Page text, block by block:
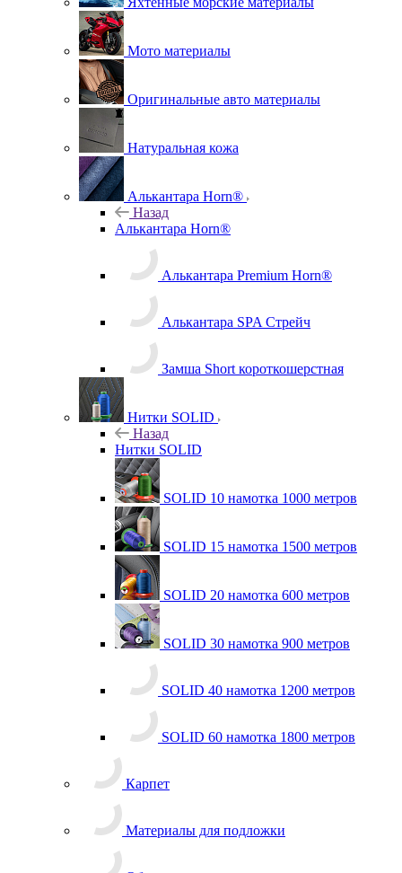
Мото материалы
Оригинальные авто материалы
Натуральная кожа
Алькантара Horn®
Назад
Алькантара Horn®
Алькантара Premium Horn®
Алькантара SPA Стрейч
Замша Short короткошерстная
Нитки SOLID
Назад
Нитки SOLID
SOLID 10 намотка 1000 метров
SOLID 15 намотка 1500 метров
SOLID 20 намотка 600 метров
SOLID 30 намотка 900 метров
SOLID 40 намотка 1200 метров
SOLID 60 намотка 1800 метров
Карпет
Материалы для подложки